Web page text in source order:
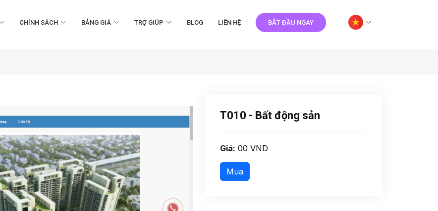
CHÍNH SÁCH BẢNG GIÁ TRỢ GIÚP BLOG LIÊN HỆ BẮT ĐẦU NGAY
T010 - Bất động sản
Giá: 00 VND